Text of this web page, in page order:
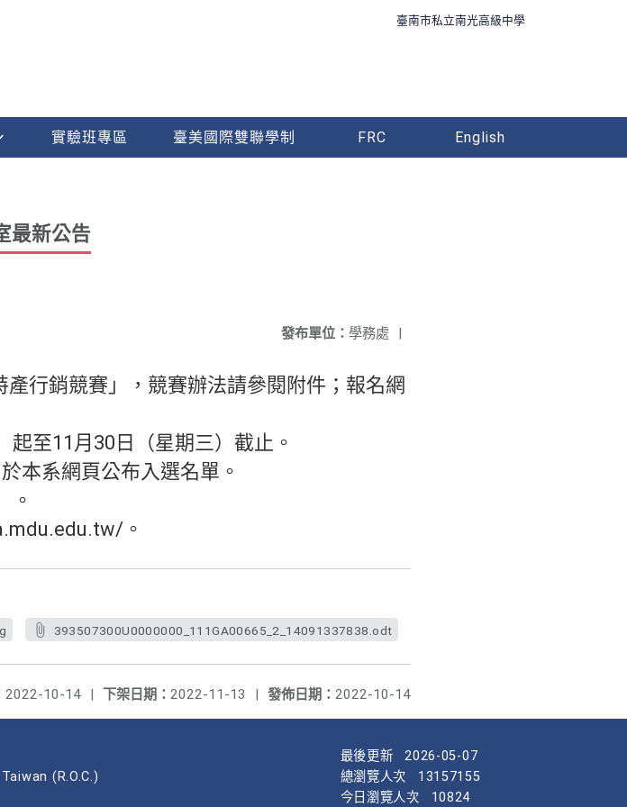
臺南市私立南光高級中學
實驗班專區 臺美國際雙聯學制 FRC English
最新公告
發布單位： 學務處 |
行銷競賽」，競賽辦法請參閱附件；報名網
至11月30日（星期三）截止。
本系網頁公布入選名單。
。
。
393507300U0000000_111GA00665_2_14091337838.odt
發佈日期： 2022-10-14
下架日期： 2022-11-13 |
2022-10-14 |
(R.O.C.)
最後更新
2026-05-07
總瀏覽人次
13157155
今日瀏覽人次
10824